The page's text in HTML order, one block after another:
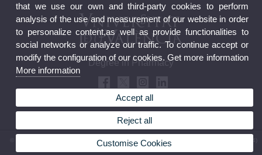
Degree in Pharmacy
© 2026 UV. - Av. Vicent Andrés Estellés, 22, 46100 Burjassot. Valencia. Spain. Phone (+34)
that we use our own and third-party cookies to perform
analysis of the use and measurement of our website in order
to personalize content,as well as provide functionalities to
social networks or analyze our traffic. To continue accept or
modify the configuration of our cookies. Get more information
More information
Accept all
Reject all
Customise Cookies